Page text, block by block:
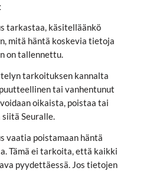
tarkastaa, käsitelläänkö
mitä häntä koskevia tietoja
on tallennettu.
tarkoituksen kannalta
tai vanhentunut
oikaista, poistaa tai
Seuralle.
vaatia poistamaan häntä
Tämä ei tarkoita, että kaikki
pyydettäessä. Jos tietojen